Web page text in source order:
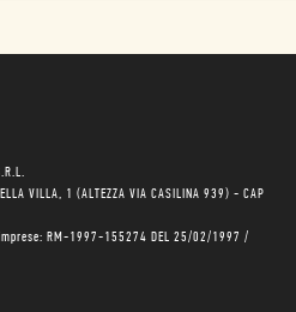
VILLA, 1 (ALTEZZA VIA CASILINA 939) - CAP
RM-1997-155274 DEL 25/02/1997 /